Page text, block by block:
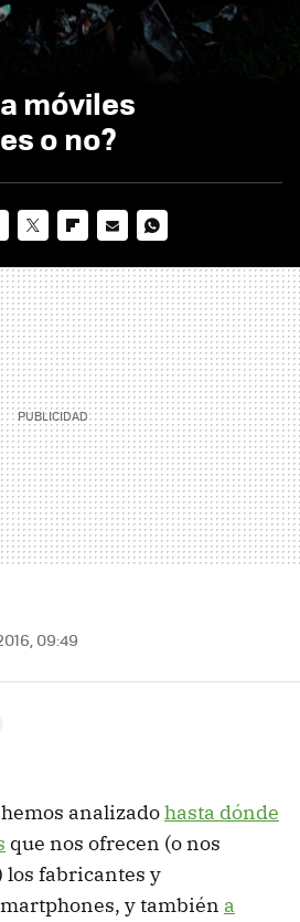
móviles
o no?
MAIL
09:49
analizadohasta dónde
que nos ofrecen (o nos
fabricantes y
y también a